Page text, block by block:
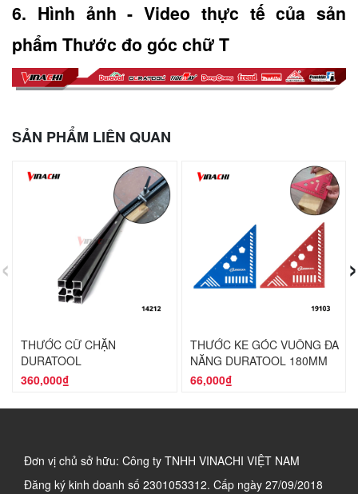
6. Hình ảnh - Video thực tế của sản
phẩm Thước đo góc chữ T
SẢN PHẨM LIÊN QUAN
THƯỚC CỮ CHẶN
DURATOOL
360,000₫
THƯỚC KE GÓC VUÔNG ĐA
NĂNG DURATOOL 180MM
66,000₫
‹ ›
Đơn vị chủ sở hữu: Công ty TNHH VINACHI VIỆT NAM
Đăng ký kinh doanh số 2301053312. Cấp ngày 27/09/2018